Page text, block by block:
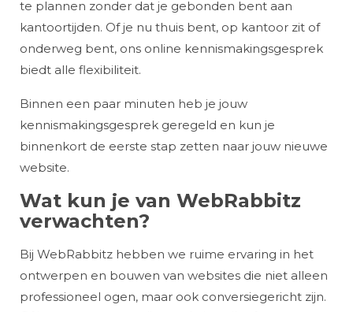
te plannen zonder dat je gebonden bent aan
kantoortijden. Of je nu thuis bent, op kantoor zit of
onderweg bent, ons online kennismakingsgesprek
biedt alle flexibiliteit.
Binnen een paar minuten heb je jouw
kennismakingsgesprek geregeld en kun je
binnenkort de eerste stap zetten naar jouw nieuwe
website.
Wat kun je van WebRabbitz
verwachten?
Bij WebRabbitz hebben we ruime ervaring in het
ontwerpen en bouwen van websites die niet alleen
professioneel ogen, maar ook conversiegericht zijn.